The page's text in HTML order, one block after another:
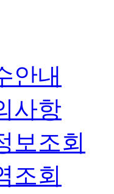
안내
사항
보조회
조회